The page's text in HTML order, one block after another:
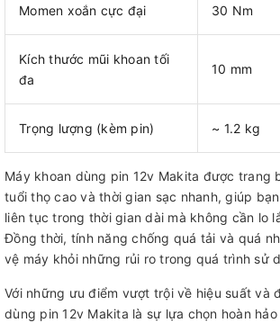
Momen xoắn cực đại 30 Nm
Kích thước mũi khoan tối
đa
10 mm
Trọng lượng (kèm pin) ~ 1.2 kg
Máy khoan dùng pin 12v Makita được trang
tuổi thọ cao và thời gian sạc nhanh, giúp
liên tục trong thời gian dài mà không cần lo
Đồng thời, tính năng chống quá tải và quá
vệ máy khỏi những rủi ro trong quá trình sử
Với những ưu điểm vượt trội về hiệu suất và
dùng pin 12v Makita là sự lựa chọn hoàn